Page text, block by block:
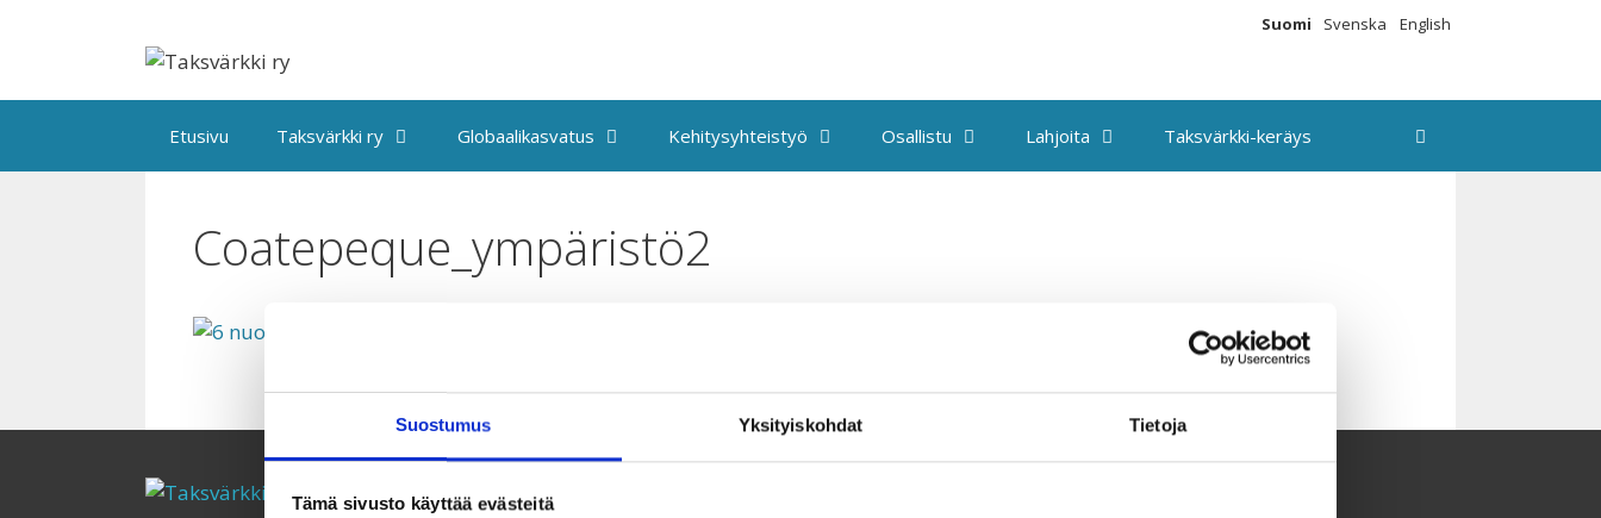
Suostumus Yksityiskohdat Tietoja
Tämä sivusto käyttää evästeitä
Suomi Svenska English
Etusivu Taksvärkki ry Globaalikasvatus Kehitysyhteistyö Osallistu Lahjoita Taksvärkki-keräys
Coatepeque_ympäristö2